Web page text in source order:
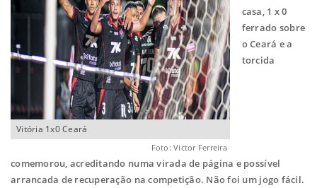
Vitória 1x0 Ceará
Foto: Victor Ferreira
casa, 1 x 0
ferrado sobre
o Ceará e a
torcida
comemorou, acreditando numa virada de página e possível
arrancada de recuperação nacompetição. Não foi um jogo fácil.